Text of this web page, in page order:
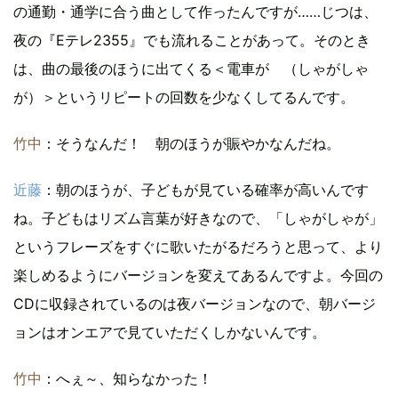
の通勤・通学に合う曲として作ったんですが……じつは、
夜の『Eテレ2355』でも流れることがあって。そのとき
は、曲の最後のほうに出てくる＜電車が （しゃがしゃ
が）＞というリピートの回数を少なくしてるんです。
竹中 ：そうなんだ！ 朝のほうが賑やかなんだね。
近藤 ：朝のほうが、子どもが見ている確率が高いんです
ね。子どもはリズム言葉が好きなので、「しゃがしゃが」
というフレーズをすぐに歌いたがるだろうと思って、より
楽しめるようにバージョンを変えてあるんですよ。今回の
CDに収録されているのは夜バージョンなので、朝バージ
ョンはオンエアで見ていただくしかないんです。
竹中 ：へぇ～、知らなかった！